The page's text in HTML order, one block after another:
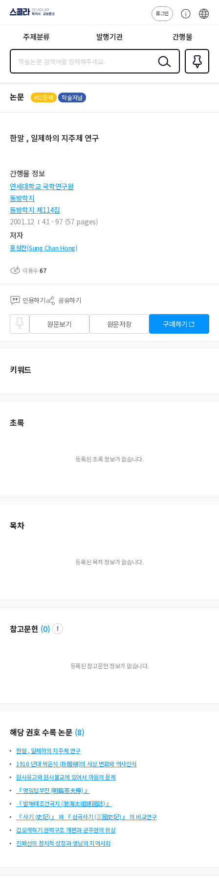
지사·교보문고
로그인
센
주제분류 발행기관 간행물
검색
즐겨찾
기0
논문 KCI등재 학술저널
한말 , 일제하의 지주제 연구
간행물 정보
연세대학교 국학연구원
동방학지
동방학지 제114집
2001.12
41 - 97 (57 pages)
저자
홍성찬(Sung Chan Hong)
이용수67
인용하기 공유하기
즐겨
찾기
원문보기 원문저장 구매하기
키워드
초록
등록된 초록 정보가 없습니다.
목차
등록된 목차 정보가 없습니다.
참고문헌 (0)
등록된 참고문헌 정보가 없습니다.
해당 권호 수록 논문 (8)
한말 , 일제하의 지주제 연구
1910 년대 박은식 (朴殷植)의 사상 변화와 역사인식
원시유고와 원시불교에 있어서 마음의 문제
『 명임답부전 (明臨答夫傳) 』
『 발해태조건국지 (渤海太祖建國誌) 』
『 사기 (史記) 』 와 『 삼국사기 (三國史記) 』 의 비교연구
갑오개혁기 권력구조 개편과 군주권의 위상
진패선의 정치적 성장과 영남의 지역사회